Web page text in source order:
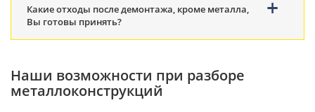
Какие отходы после демонтажа, кроме металла,
Вы готовы принять?
Наши возможности при разборе
металлоконструкций